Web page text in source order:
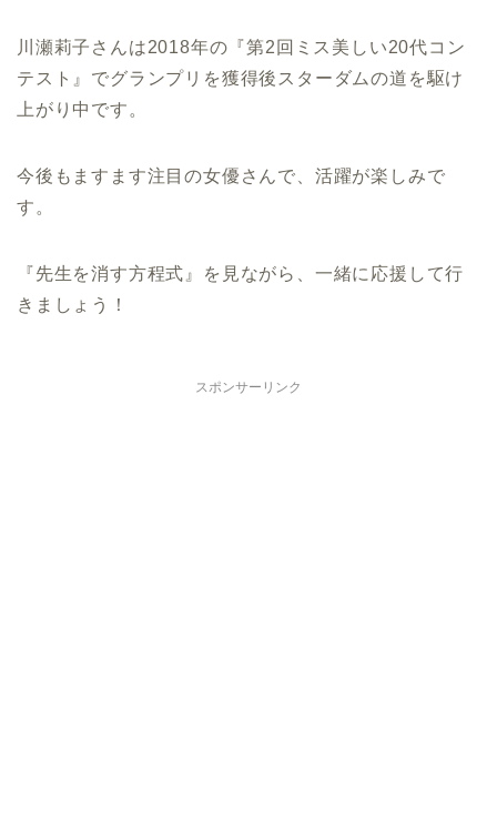
川瀬莉子さんは2018年の『第2回ミス美しい20代コン
テスト』でグランプリを獲得後スターダムの道を駆け
上がり中です。
今後もますます注目の女優さんで、活躍が楽しみで
す。
『先生を消す方程式』を見ながら、一緒に応援して行
きましょう！
スポンサーリンク